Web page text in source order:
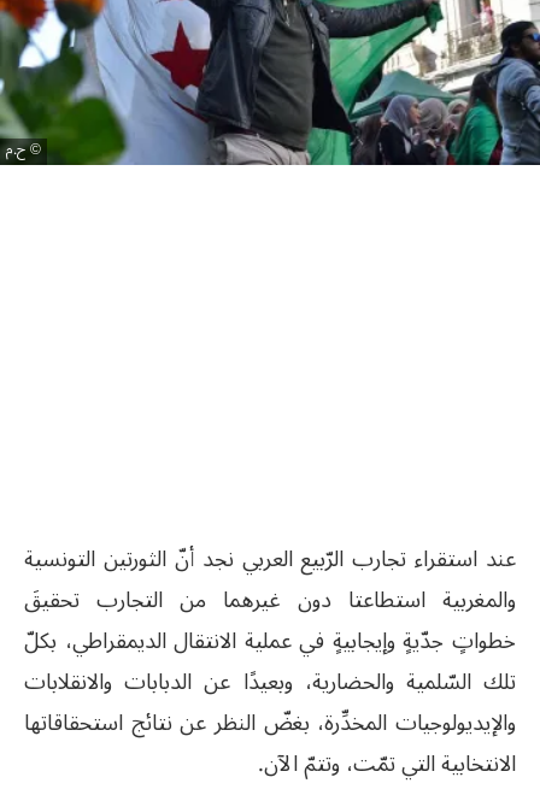
ح.م
عند استقراء تجارب الرّبيع العربي نجد أنّ الثورتين التونسية
والمغربية استطاعتا دون غيرهما من التجارب تحقيقَ
خطواتٍ جدّيةٍ وإيجابيةٍ في عملية الانتقال الديمقراطي، بكلّ
تلك السّلمية والحضارية، وبعيدًا عن الدبابات والانقلابات
والإيديولوجيات المخدِّرة، بغضّ النظر عن نتائج استحقاقاتها
الانتخابية التي تمّت، وتتمّ الآن.